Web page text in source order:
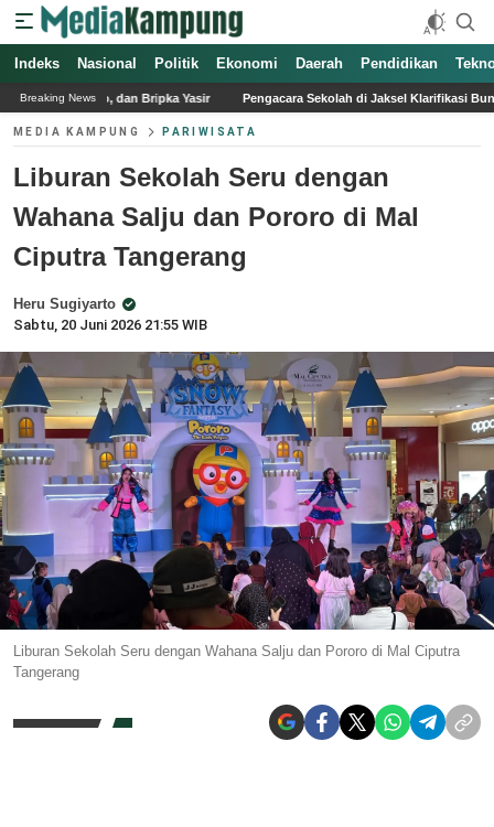
Indeks Nasional Politik Ekonomi Daerah Pendidikan
Breaking News
Yasir Pengacara Sekolah di Jaksel Klarifikasi Bunker Sudah Diperiksa Polisi
MEDIA KAMPUNG PARIWISATA
Liburan Sekolah Seru dengan
Wahana Salju dan Pororo di Mal
Ciputra Tangerang
Heru Sugiyarto
Sabtu, 20 Juni 2026 21:55 WIB
Liburan Sekolah Seru dengan Wahana Salju dan Pororo di Mal Ciputra
Tangerang